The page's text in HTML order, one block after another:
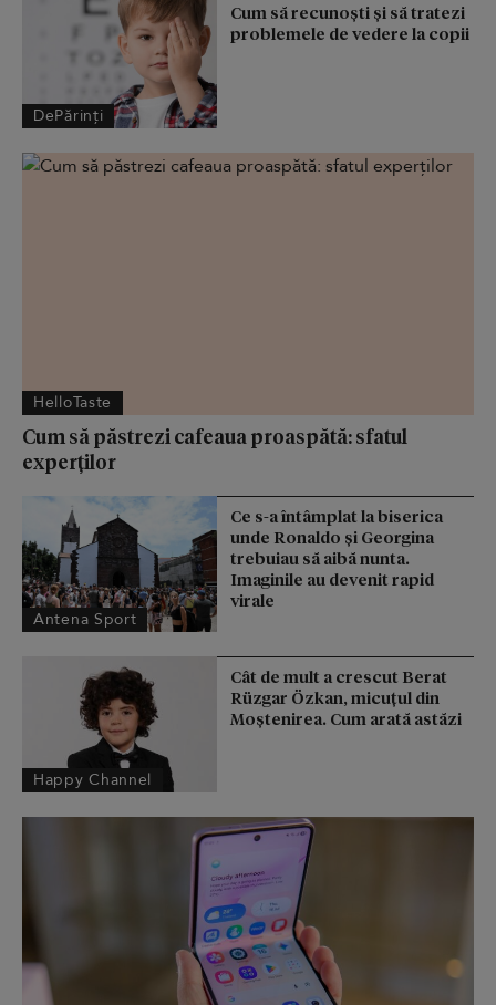
DePărinți
Cum să recunoști și să tratezi
problemele de vedere la copii
HelloTaste
Cum să păstrezi cafeaua proaspătă: sfatul
experților
Antena Sport
Ce s-a întâmplat la biserica
unde Ronaldo şi Georgina
trebuiau să aibă nunta.
Imaginile au devenit rapid
virale
Happy Channel
Cât de mult a crescut Berat
Rüzgar Özkan, micuțul din
Moștenirea. Cum arată astăzi